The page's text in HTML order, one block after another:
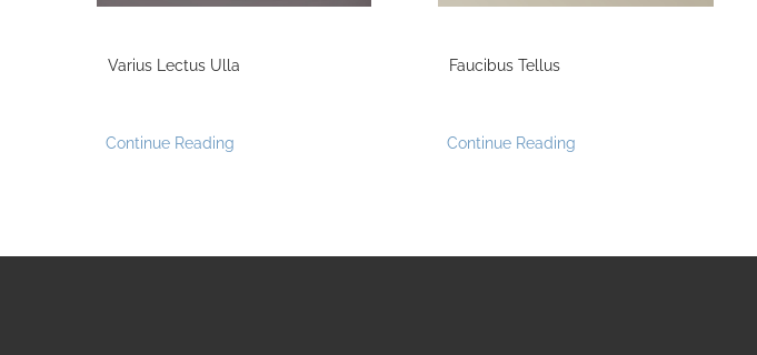
Varius Lectus Ulla
Continue Reading
Faucibus Tellus
Continue Reading